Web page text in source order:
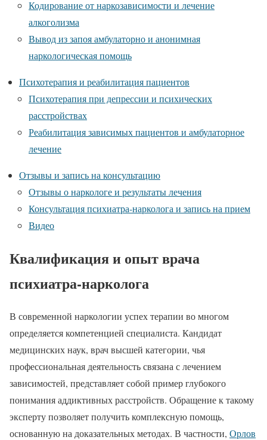
Кодирование от наркозависимости и лечение
алкоголизма
Вывод из запоя амбулаторно и анонимная
наркологическая помощь
Психотерапия и реабилитация пациентов
Психотерапия при депрессии и психических
расстройствах
Реабилитация зависимых пациентов и амбулаторное
лечение
Отзывы и запись на консультацию
Отзывы о наркологе и результаты лечения
Консультация психиатра-нарколога и запись на прием
Видео
Квалификация и опыт врача
психиатра-нарколога
В современной наркологии успех терапии во многом
определяется компетенцией специалиста. Кандидат
медицинских наук, врач высшей категории, чья
профессиональная деятельность связана с лечением
зависимостей, представляет собой пример глубокого
понимания аддиктивных расстройств. Обращение к такому
эксперту позволяет получить комплексную помощь,
основанную на доказательных методах. В частности, Орлов